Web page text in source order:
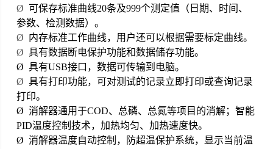
Ø可保存标准曲线20条及999个测定值（日期、时间、
参数、检测数据）。
Ø 内存标准工作曲线，用户还可以根据需要标定曲线。
Ø具有数据断电保护功能和数据储存功能。
Ø具有USB接口，数据可传输到电脑。
Ø具有打印功能，可对测试的记录立即打印或查询记录
打印。
Ø消解器通用于COD、总磷、总氮等项目的消解；智能
PID温度控制技术，加热均匀、加热速度快。
Ø消解器温度自动控制，防超温保护系统，显示当前温